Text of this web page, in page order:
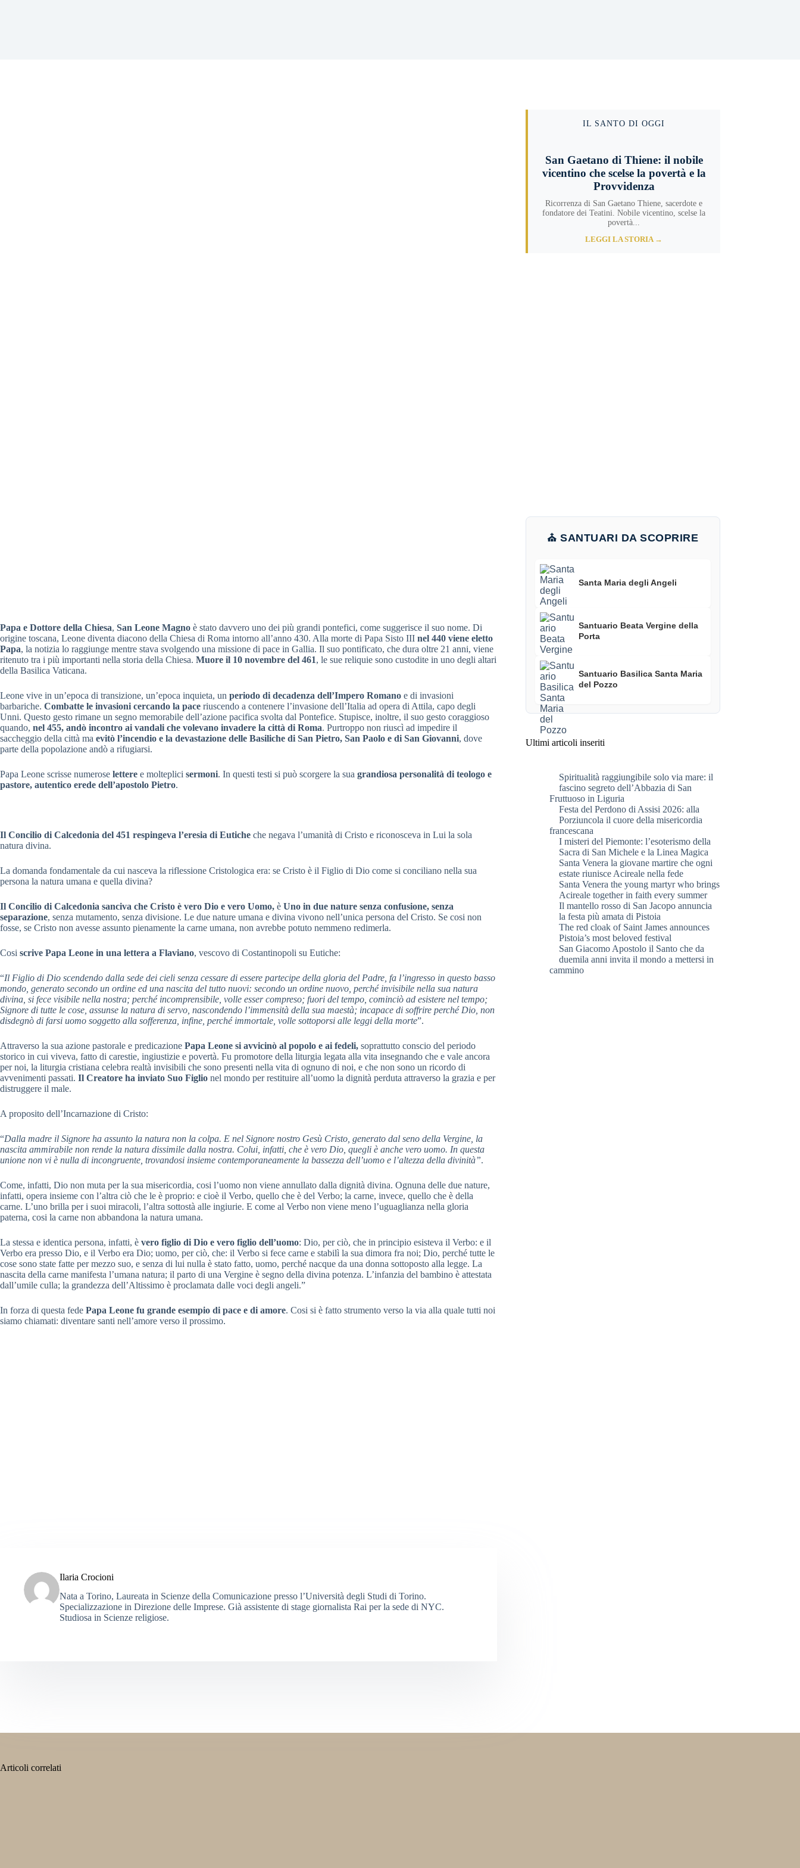
Papa e Dottore della Chiesa, San Leone Magno è stato davvero uno dei più grandi pontefici, come suggerisce il suo nome. Di
origine toscana, Leone diventa diacono della Chiesa di Roma intorno all’anno 430. Alla morte di Papa Sisto III nel 440 viene eletto
Papa, la notizia lo raggiunge mentre stava svolgendo una missione di pace in Gallia. Il suo pontificato, che dura oltre 21 anni, viene
ritenuto tra i più importanti nella storia della Chiesa. Muore il 10 novembre del 461, le sue reliquie sono custodite in uno degli altari
della Basilica Vaticana.
Leone vive in un’epoca di transizione, un’epoca inquieta, un periodo di decadenza dell’Impero Romano e di invasioni
barbariche. Combatte le invasioni cercando la pace riuscendo a contenere l’invasione dell’Italia ad opera di Attila, capo degli
Unni. Questo gesto rimane un segno memorabile dell’azione pacifica svolta dal Pontefice. Stupisce, inoltre, il suo gesto coraggioso
quando, nel 455, andò incontro ai vandali che volevano invadere la città di Roma. Purtroppo non riuscì ad impedire il
saccheggio della città ma evitò l’incendio e la devastazione delle Basiliche di San Pietro, San Paolo e di San Giovanni, dove
parte della popolazione andò a rifugiarsi.
Papa Leone scrisse numerose lettere e molteplici sermoni. In questi testi si può scorgere la sua grandiosa personalità di teologo e
pastore, autentico erede dell’apostolo Pietro.
Il Concilio di Calcedonia del 451 respingeva l’eresia di Eutiche che negava l’umanità di Cristo e riconosceva in Lui la sola
natura divina.
La domanda fondamentale da cui nasceva la riflessione Cristologica era: se Cristo è il Figlio di Dio come si conciliano nella sua
persona la natura umana e quella divina?
Il Concilio di Calcedonia sanciva che Cristo è vero Dio e vero Uomo, è Uno in due nature senza confusione, senza
separazione, senza mutamento, senza divisione. Le due nature umana e divina vivono nell’unica persona del Cristo. Se cosi non
fosse, se Cristo non avesse assunto pienamente la carne umana, non avrebbe potuto nemmeno redimerla.
Cosi scrive Papa Leone in una lettera a Flaviano, vescovo di Costantinopoli su Eutiche:
“Il Figlio di Dio scendendo dalla sede dei cieli senza cessare di essere partecipe della gloria del Padre, fa l’ingresso in questo basso
mondo, generato secondo un ordine ed una nascita del tutto nuovi: secondo un ordine nuovo, perché invisibile nella sua natura
divina, si fece visibile nella nostra; perché incomprensibile, volle esser compreso; fuori del tempo, cominciò ad esistere nel tempo;
Signore di tutte le cose, assunse la natura di servo, nascondendo l’immensità della sua maestà; incapace di soffrire perché Dio, non
disdegnò di farsi uomo soggetto alla sofferenza, infine, perché immortale, volle sottoporsi alle leggi della morte”.
Attraverso la sua azione pastorale e predicazione Papa Leone si avvicinò al popolo e ai fedeli, soprattutto conscio del periodo
storico in cui viveva, fatto di carestie, ingiustizie e povertà. Fu promotore della liturgia legata alla vita insegnando che e vale ancora
per noi, la liturgia cristiana celebra realtà invisibili che sono presenti nella vita di ognuno di noi, e che non sono un ricordo di
avvenimenti passati. Il Creatore ha inviato Suo Figlio nel mondo per restituire all’uomo la dignità perduta attraverso la grazia e per
distruggere il male.
A proposito dell’Incarnazione di Cristo:
“Dalla madre il Signore ha assunto la natura non la colpa. E nel Signore nostro Gesù Cristo, generato dal seno della Vergine, la
nascita ammirabile non rende la natura dissimile dalla nostra. Colui, infatti, che è vero Dio, quegli è anche vero uomo. In questa
unione non vi è nulla di incongruente, trovandosi insieme contemporaneamente la bassezza dell’uomo e l’altezza della divinità”.
Come, infatti, Dio non muta per la sua misericordia, cosi l’uomo non viene annullato dalla dignità divina. Ognuna delle due nature,
infatti, opera insieme con l’altra ciò che le è proprio: e cioè il Verbo, quello che è del Verbo; la carne, invece, quello che è della
carne. L’uno brilla per i suoi miracoli, l’altra sottostà alle ingiurie. E come al Verbo non viene meno l’uguaglianza nella gloria
paterna, cosi la carne non abbandona la natura umana.
La stessa e identica persona, infatti, è vero figlio di Dio e vero figlio dell’uomo: Dio, per ciò, che in principio esisteva il Verbo: e il
Verbo era presso Dio, e il Verbo era Dio; uomo, per ciò, che: il Verbo si fece carne e stabilì la sua dimora fra noi; Dio, perché tutte le
cose sono state fatte per mezzo suo, e senza di lui nulla è stato fatto, uomo, perché nacque da una donna sottoposto alla legge. La
nascita della carne manifesta l’umana natura; il parto di una Vergine è segno della divina potenza. L’infanzia del bambino è attestata
dall’umile culla; la grandezza dell’Altissimo è proclamata dalle voci degli angeli.”
In forza di questa fede Papa Leone fu grande esempio di pace e di amore. Cosi si è fatto strumento verso la via alla quale tutti noi
siamo chiamati: diventare santi nell’amore verso il prossimo.
Ilaria Crocioni
Nata a Torino, Laureata in Scienze della Comunicazione presso l’Università degli Studi di Torino.
Specializzazione in Direzione delle Imprese. Già assistente di stage giornalista Rai per la sede di NYC.
Studiosa in Scienze religiose.
IL SANTO DI OGGI
San Gaetano di Thiene: il nobile
vicentino che scelse la povertà e la
Provvidenza
Ricorrenza di San Gaetano Thiene, sacerdote e
fondatore dei Teatini. Nobile vicentino, scelse la
povertà...
LEGGI LA STORIA →
⛪ SANTUARI DA SCOPRIRE
Santa Maria degli Angeli
Santuario Beata Vergine della
Porta
Santuario Basilica Santa Maria
del Pozzo
Ultimi articoli inseriti
Spiritualità raggiungibile solo via mare: il
fascino segreto dell’Abbazia di San
Fruttuoso in Liguria
Festa del Perdono di Assisi 2026: alla
Porziuncola il cuore della misericordia
francescana
I misteri del Piemonte: l’esoterismo della
Sacra di San Michele e la Linea Magica
Santa Venera la giovane martire che ogni
estate riunisce Acireale nella fede
Santa Venera the young martyr who brings
Acireale together in faith every summer
Il mantello rosso di San Jacopo annuncia
la festa più amata di Pistoia
The red cloak of Saint James announces
Pistoia’s most beloved festival
San Giacomo Apostolo il Santo che da
duemila anni invita il mondo a mettersi in
cammino
Articoli correlati